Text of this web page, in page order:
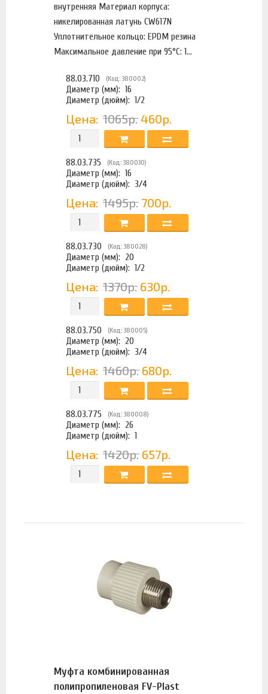
внутренняя Материал корпуса:
никелированная латунь CW617N
Уплотнительное кольцо: EPDM резина
Максимальное давление при 95°С: 1...
88.03.710 (Код: 380002)
Диаметр (мм): 16
Диаметр (дюйм): 1/2
Цена: 1065р. 460р.
88.03.735 (Код: 380030)
Диаметр (мм): 16
Диаметр (дюйм): 3/4
Цена: 1495р. 700р.
88.03.730 (Код: 380028)
Диаметр (мм): 20
Диаметр (дюйм): 1/2
Цена: 1370р. 630р.
88.03.750 (Код: 380005)
Диаметр (мм): 20
Диаметр (дюйм): 3/4
Цена: 1460р. 680р.
88.03.775 (Код: 380008)
Диаметр (мм): 26
Диаметр (дюйм): 1
Цена: 1420р. 657р.
Муфта комбинированная
полипропиленовая FV-Plast